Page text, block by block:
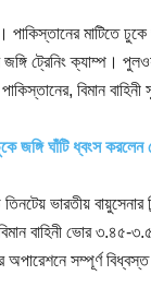
মাটিতে
জঙ্গি ট্রেনিং ক্যাম্প।
বিমান
জঙ্গি ঘাঁটি ধ্বংস করলেন
ভারতীয়
বিমান বাহিনী ভোর
সম্পূর্ণ বিধ্বস্ত